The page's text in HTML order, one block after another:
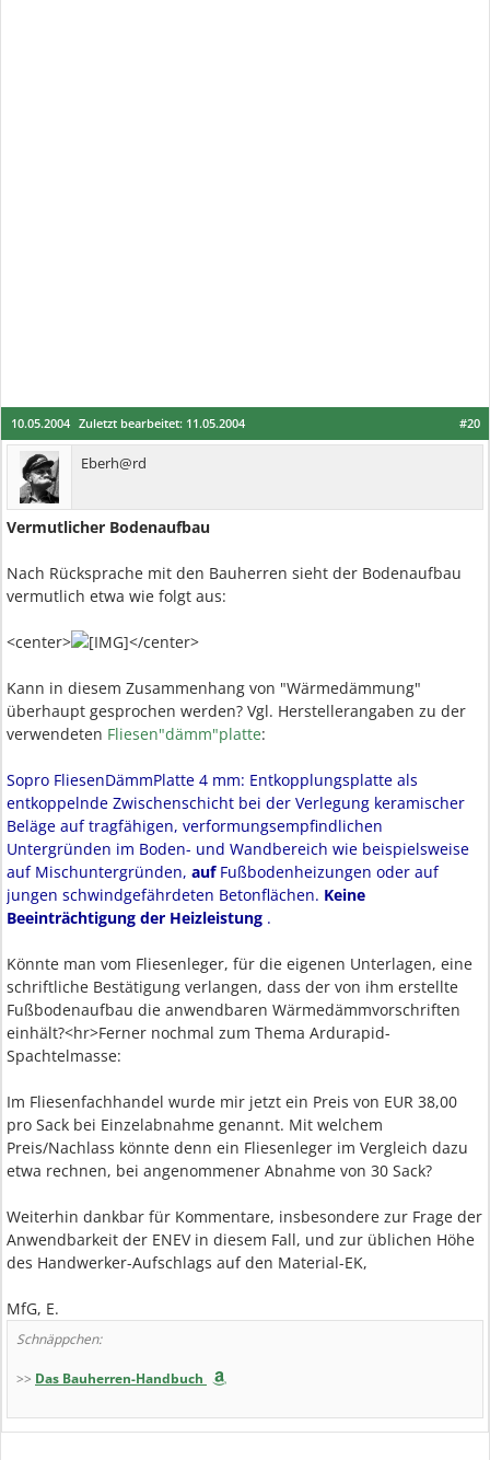
#20
10.05.2004 Zuletzt bearbeitet: 11.05.2004
Eberh@rd
Vermutlicher Bodenaufbau
Nach Rücksprache mit den Bauherren sieht der Bodenaufbau
vermutlich etwa wie folgt aus:
<center> </center>
Kann in diesem Zusammenhang von "Wärmedämmung"
überhaupt gesprochen werden? Vgl. Herstellerangaben zu der
verwendeten Fliesen"dämm"platte:
Sopro FliesenDämmPlatte 4 mm: Entkopplungsplatte als
entkoppelnde Zwischenschicht bei der Verlegung keramischer
Beläge auf tragfähigen, verformungsempfindlichen
Untergründen im Boden- und Wandbereich wie beispielsweise
auf Mischuntergründen, auf Fußbodenheizungen oder auf
jungen schwindgefährdeten Betonflächen. Keine
Beeinträchtigung der Heizleistung .
Könnte man vom Fliesenleger, für die eigenen Unterlagen, eine
schriftliche Bestätigung verlangen, dass der von ihm erstellte
Fußbodenaufbau die anwendbaren Wärmedämmvorschriften
einhält?<hr>Ferner nochmal zum Thema Ardurapid-
Spachtelmasse:
Im Fliesenfachhandel wurde mir jetzt ein Preis von EUR 38,00
pro Sack bei Einzelabnahme genannt. Mit welchem
Preis/Nachlass könnte denn ein Fliesenleger im Vergleich dazu
etwa rechnen, bei angenommener Abnahme von 30 Sack?
Weiterhin dankbar für Kommentare, insbesondere zur Frage der
Anwendbarkeit der ENEV in diesem Fall, und zur üblichen Höhe
des Handwerker-Aufschlags auf den Material-EK,
MfG, E.
Schnäppchen:
>> Das Bauherren-Handbuch